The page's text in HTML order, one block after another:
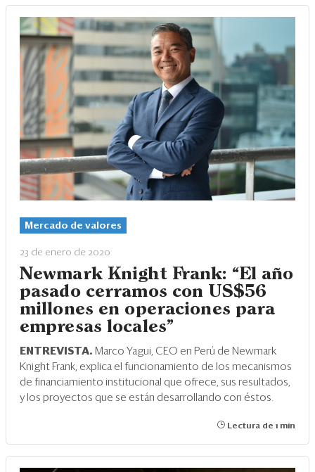
Mercado de valores
23 de enero de 2020
Newmark Knight Frank: “El año
pasado cerramos con US$56
millones en operaciones para
empresas locales"
ENTREVISTA. Marco Yagui, CEO en Perú de Newmark
Knight Frank, explica el funcionamiento de los mecanismos
de financiamiento institucional que ofrece, sus resultados,
y los proyectos que se están desarrollando con éstos.
Lectura de 1 min